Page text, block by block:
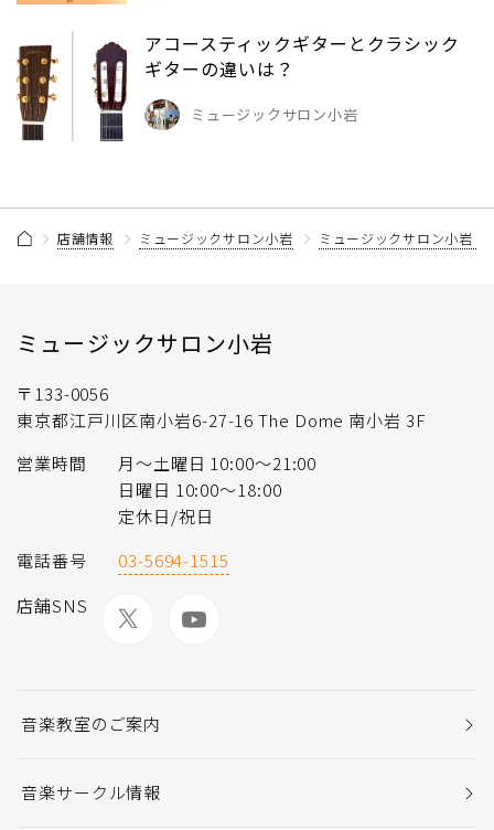
アコースティックギターとクラシック
ギターの違いは？
ミュージックサロン小岩
店舗情報 ミュージックサロン小岩 ミュージックサロン小岩
ミュージックサロン小岩
〒133-0056
東京都江戸川区南小岩6-27-16 The Dome 南小岩 3F
営業時間
月〜土曜日 10:00〜21:00
日曜日 10:00〜18:00
定休日/祝日
電話番号
03-5694-1515
店舗SNS
音楽教室のご案内
音楽サークル情報